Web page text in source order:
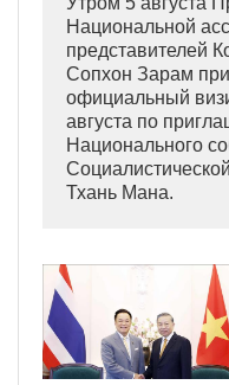
Национальной
представителей
Сопхон Зарам
официальный
августа по
Национального
Тхань Мана.